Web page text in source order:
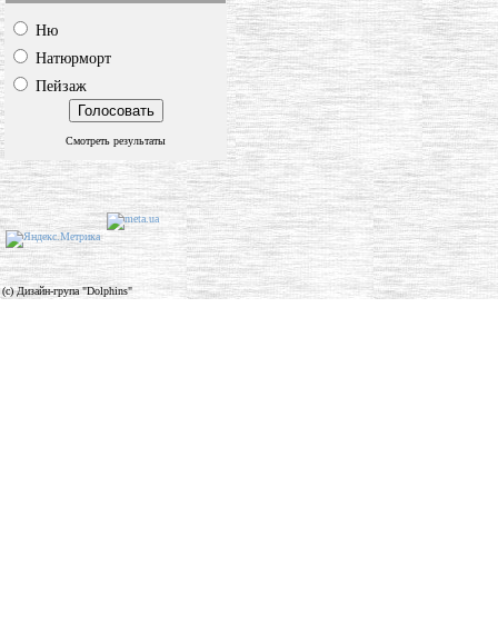
Ню
Натюрморт
Пейзаж
Смотреть результаты
(c) Дизайн-група "Dolphins"